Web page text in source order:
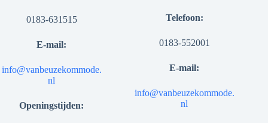
0183-631515
E-mail:
info@vanbeuzekommode.
nl
Openingstijden:
Telefoon:
0183-552001
E-mail:
info@vanbeuzekommode.
nl